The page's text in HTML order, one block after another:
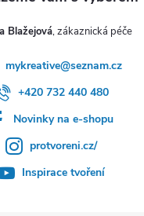
Blažejová
mykreative@seznam.cz
+420 732 440 480
Novinky na e-shopu
protvoreni.cz/
Inspirace tvoření